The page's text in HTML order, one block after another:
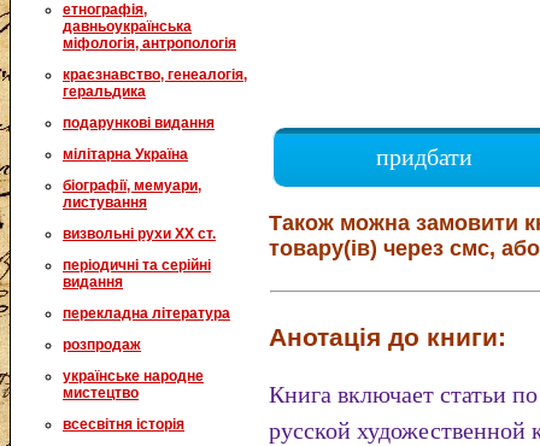
етнографія,
давньоукраїнська
міфологія, антропологія
краєзнавство, генеалогія,
геральдика
подарункові видання
мілітарна Україна
біографії, мемуари,
листування
визвольні рухи XX ст.
періодичні та серійні
видання
перекладна література
розпродаж
українське народне
мистецтво
всесвітня історія
придбати
Також можна замовити
товару(ів) через смс,
Анотація до книги:
Книга включает статьи
русской художественной